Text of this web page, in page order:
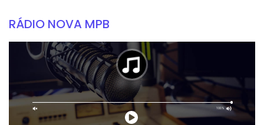
RÁDIO NOVA MPB